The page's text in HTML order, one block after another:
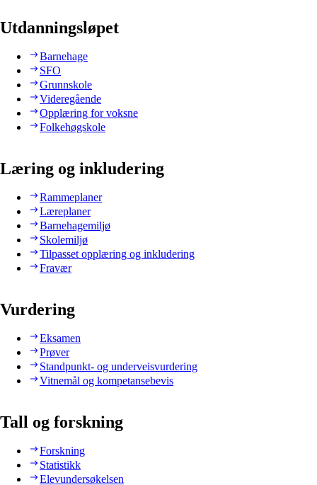
Utdanningsløpet
Barnehage
SFO
Grunnskole
Videregående
Opplæring for voksne
Folkehøgskole
Læring og inkludering
Rammeplaner
Læreplaner
Barnehagemiljø
Skolemiljø
Tilpasset opplæring og inkludering
Fravær
Vurdering
Eksamen
Prøver
Standpunkt- og underveisvurdering
Vitnemål og kompetansebevis
Tall og forskning
Forskning
Statistikk
Elevundersøkelsen